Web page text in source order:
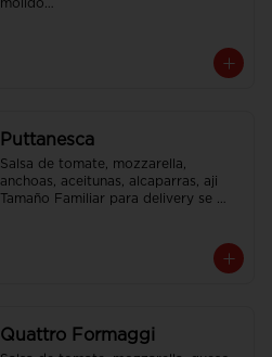
molido
Puttanesca
Salsa de tomate, mozzarella,
anchoas, aceitunas, alcaparras, aji
Tamaño Familiar para delivery se
Quattro Formaggi